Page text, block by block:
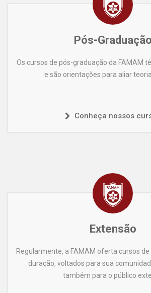
Pós-Graduação
Os cursos de pós-graduação da FAMAM
e são orientações para aliar
Conheça nossos
Extensão
Regularmente, a FAMAM oferta cursos
duração, voltados para sua
também para o público